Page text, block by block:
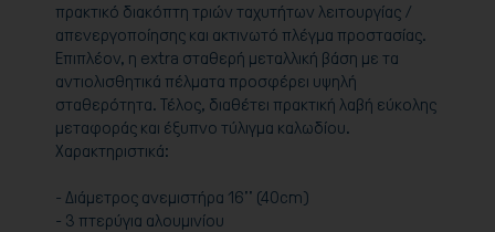
πρακτικό διακόπτη τριών ταχυτήτων λειτουργίας /
απενεργοποίησης και ακτινωτό πλέγμα προστασίας.
Επιπλέον, η extra σταθερή μεταλλική βάση με τα
αντιολισθητικά πέλματα προσφέρει υψηλή
σταθερότητα. Τέλος, διαθέτει πρακτική λαβή εύκολης
μεταφοράς και έξυπνο τύλιγμα καλωδίου.
Χαρακτηριστικά:
- Διάμετρος ανεμιστήρα 16'' (40cm)
- 3 πτερύγια αλουμινίου